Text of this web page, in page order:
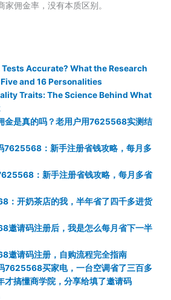
佣金率，没有本质区别。
Accurate? What the Research
and 16 Personalities
Traits: The Science Behind What
金是真的吗？老用户用7625568实测结
7625568：新手注册省钱攻略，每月多
：新手注册省钱攻略，每月多省
：开奶茶店的我，半年省了四千多进货
邀请码注册后，我是怎么每月省下一半
邀请码注册，自购流程完全指南
7625568买家电，一台空调省了三百多
才搞懂商学院，分享给填了邀请码